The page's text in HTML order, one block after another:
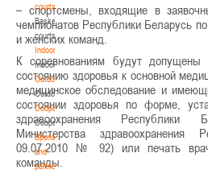
courts
Basketball
courts
Indoor
Indoor
Outdoor
Outdoor
Cooperation
Cooperation
Sponsors
and
partners
– спортсмены, входящие в
чемпионатов Республики Беларусь
и женских команд.
К соревнованиям будут допущены
состоянию здоровья к основной
медицинское обследование и
состоянии здоровья по форме,
здравоохранения Республики
Министерства здравоохранения
09.07.2010 № 92) или печать
команды.